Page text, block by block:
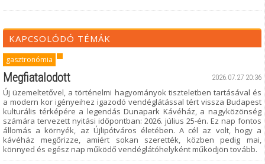
KAPCSOLÓDÓ TÉMÁK
gasztronómia
2026.07.27 20:36
Megfiatalodott
Új üzemeltetővel, a történelmi hagyományok tiszteletben tartásával és
a modern kor igényeihez igazodó vendéglátással tért vissza Budapest
kulturális térképére a legendás Dunapark Kávéház, a nagyközönség
számára tervezett nyitási időpontban: 2026. július 25-én. Ez nap fontos
állomás a környék, az Újlipótváros életében. A cél az volt, hogy a
kávéház megőrizze, amiért sokan szerették, közben pedig mai,
könnyed és egész nap működő vendéglátóhelyként működjön tovább.